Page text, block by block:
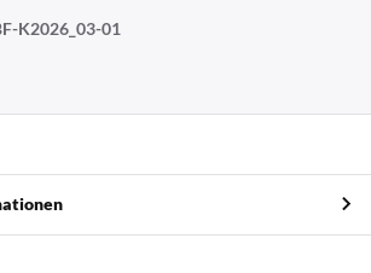
K2026_03-01